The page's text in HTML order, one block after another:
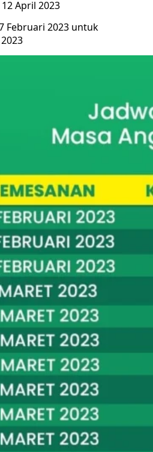
April 2023
Februari 2023 untuk